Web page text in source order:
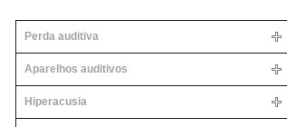
Perda auditiva
Aparelhos auditivos
Hiperacusia